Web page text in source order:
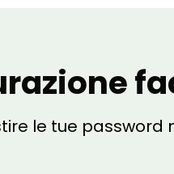
le tue password